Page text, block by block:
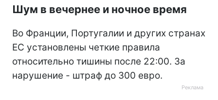
Шум в вечернее и ночное время
Во Франции, Португалии и других странах
ЕС установлены четкие правила
относительно тишины после 22:00. За
нарушение - штраф до 300 евро.